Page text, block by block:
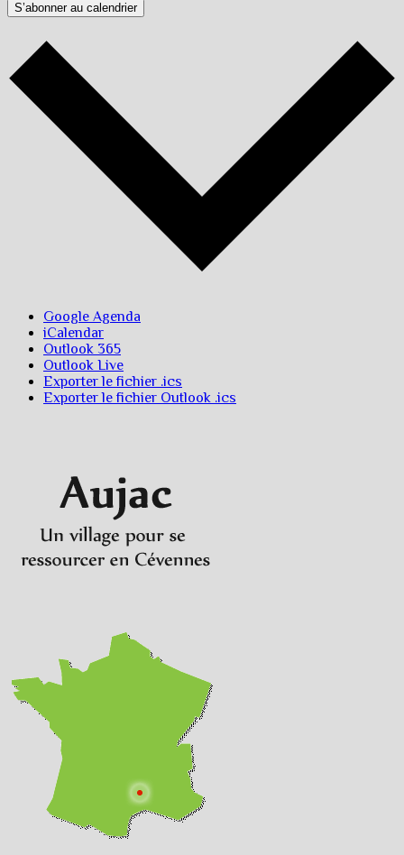
S’abonner au calendrier
Google Agenda
iCalendar
Outlook 365
Outlook Live
Exporter le fichier .ics
Exporter le fichier Outlook .ics